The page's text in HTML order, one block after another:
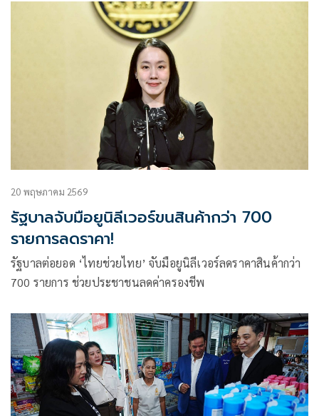
20 พฤษภาคม 2569
รัฐบาลจับมือยูนิลีเวอร์ขนสินค้ากว่า 700
รายการลดราคา!
รัฐบาลต่อยอด ‘ไทยช่วยไทย’ จับมือยูนิลีเวอร์ลดราคาสินค้ากว่า
700 รายการ ช่วยประชาชนลดค่าครองชีพ